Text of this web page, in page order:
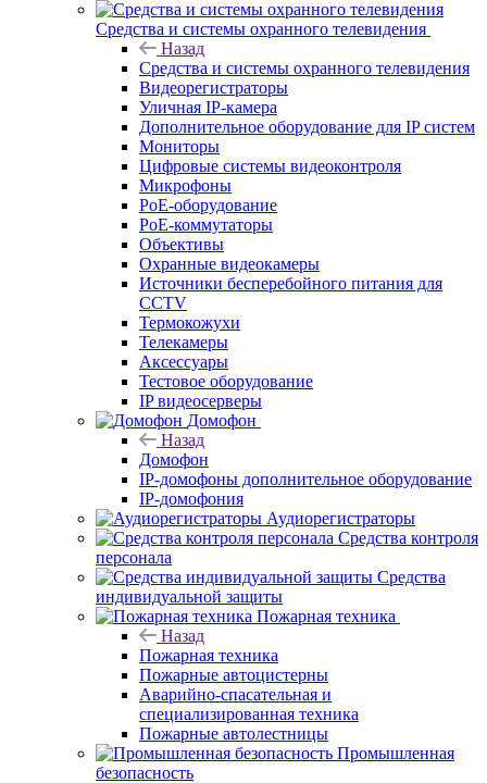
Средства и системы охранного телевидения
Назад
Средства и системы охранного телевидения
Видеорегистраторы
Уличная IP-камера
Дополнительное оборудование для IP систем
Мониторы
Цифровые системы видеоконтроля
Микрофоны
PoE-оборудование
PoE-коммутаторы
Объективы
Охранные видеокамеры
Источники бесперебойного питания для
CCTV
Термокожухи
Телекамеры
Аксессуары
Тестовое оборудование
IP видеосерверы
Домофон
Назад
Домофон
IP-домофоны дополнительное оборудование
IP-домофония
Аудиорегистраторы
Средства контроля
персонала
Средства
индивидуальной защиты
Пожарная техника
Назад
Пожарная техника
Пожарные автоцистерны
Аварийно-спасательная и
специализированная техника
Пожарные автолестницы
Промышленная
безопасность